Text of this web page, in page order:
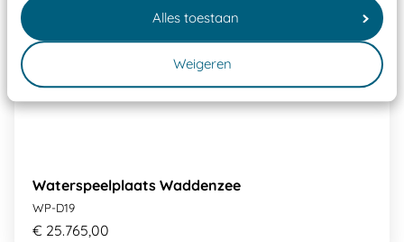
Alles toestaan
Weigeren
Waterspeelplaats Waddenzee
WP-D19
€ 25.765,00